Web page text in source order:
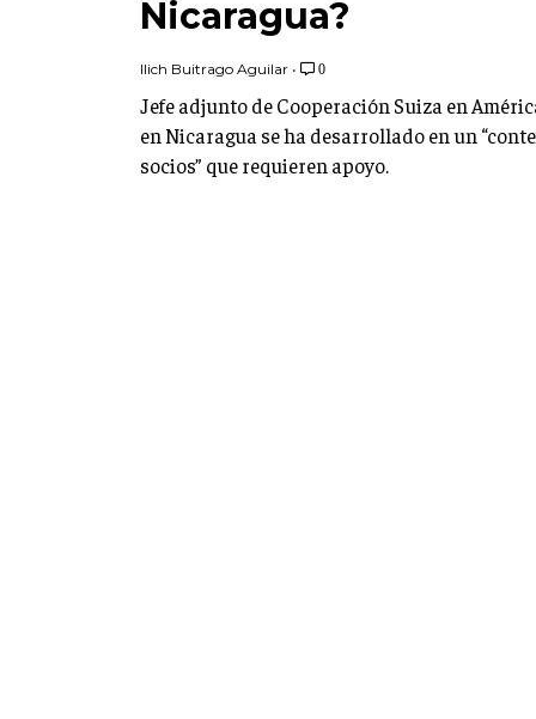
Nicaragua?
Ilich Buitrago Aguilar • 0
Jefe adjunto de Cooperación Suiza en
en Nicaragua se ha desarrollado en un
socios” que requieren apoyo.